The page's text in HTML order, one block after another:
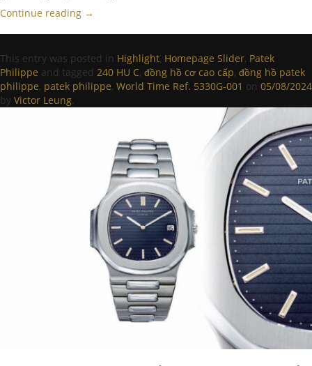
Continue reading →
This entry was posted in Highlight, Homepage Slider, Patek
Philippe and tagged 240 HU C, đồng hồ cơ cao cấp, đồng hồ patek
philippe, patek philippe, World Time Ref. 5330G-001 on 05/08/2024
by Victor Leung.